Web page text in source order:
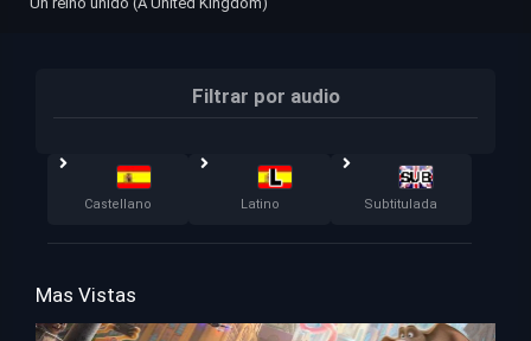
Filtrar por audio
Castellano Latino Subtitulada
Mas Vistas